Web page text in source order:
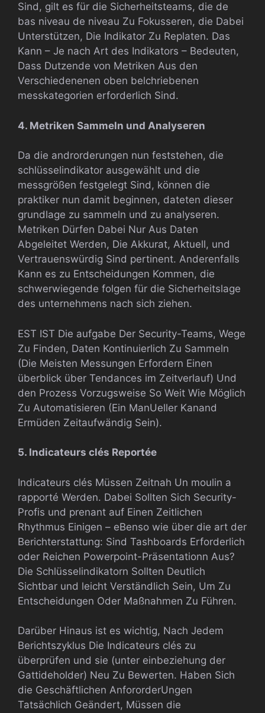
Sind, gilt es für die Sicherheitsteams, die de
bas niveau de niveau Zu Fokusseren, die Dabei
Unterstützen, Die Indikator Zu Replaten. Das
Kann – Je nach Art des Indikators – Bedeuten,
Dass Dutzende von Metriken Aus den
Verschiedenenen oben belchriebenen
messkategorien erforderlich Sind.
4. Metriken Sammeln und Analyseren
Da die androrderungen nun feststehen, die
schlüsselindikator ausgewählt und die
messgrößen festgelegt Sind, können die
praktiker nun damit beginnen, dateten dieser
grundlage zu sammeln und zu analyseren.
Metriken Dürfen Dabei Nur Aus Daten
Abgeleitet Werden, Die Akkurat, Aktuell, und
Vertrauenswürdig Sind pertinent. Anderenfalls
Kann es zu Entscheidungen Kommen, die
schwerwiegende folgen für die Sicherheitslage
des unternehmens nach sich ziehen.
EST IST Die aufgabe Der Security-Teams, Wege
Zu Finden, Daten Kontinuierlich Zu Sammeln
(Die Meisten Messungen Erfordern Einen
überblick über Tendances im Zeitverlauf) Und
den Prozess Vorzugsweise So Weit Wie Möglich
Zu Automatisieren (Ein ManUeller Kanand
Ermüden Zeitaufwändig Sein).
5. Indicateurs clés Reportée
Indicateurs clés Müssen Zeitnah Un moulin a
rapporté Werden. Dabei Sollten Sich Security-
Profis und prenant auf Einen Zeitlichen
Rhythmus Einigen – eBenso wie über die art der
Berichterstattung: Sind Tashboards Erforderlich
oder Reichen Powerpoint-Präsentationn Aus?
Die Schlüsselindikatorn Sollten Deutlich
Sichtbar und leicht Verständlich Sein, Um Zu
Entscheidungen Oder Maßnahmen Zu Führen.
Darüber Hinaus ist es wichtig, Nach Jedem
Berichtszyklus Die Indicateurs clés zu
überprüfen und sie (unter einbeziehung der
Gattideholder) Neu Zu Bewerten. Haben Sich
die Geschäftlichen AnfororderUngen
Tatsächlich Geändert, Müssen die